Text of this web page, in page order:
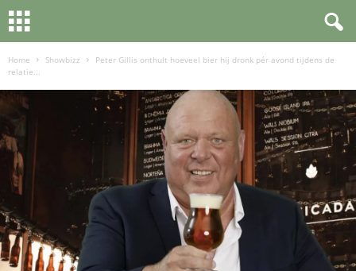
Home Showbizz
Peter Gillis onthult hoeveel bier hij dronk pér avond tijdens de
relatie...